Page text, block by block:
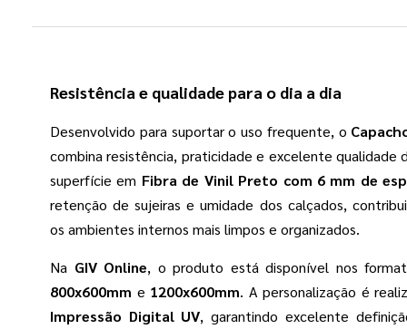
Resistência e qualidade para o dia a dia
Desenvolvido para suportar o uso frequente, o
combina resistência, praticidade e excelente qualidade
superfície em Fibra de Vinil Preto com 6 mm de
retenção de sujeiras e umidade dos calçados,
os ambientes internos mais limpos e organizados.
Na GIV Online, o produto está disponível nos
800x600mm e 1200x600mm. A personalização é
Impressão Digital UV, garantindo excelente